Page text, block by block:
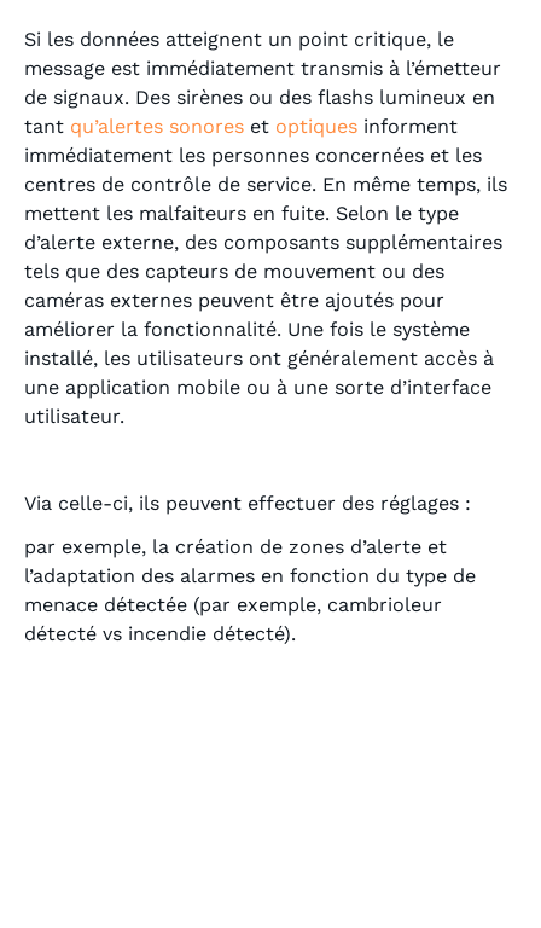
Si les données atteignent un point critique, le
message est immédiatement transmis à l’émetteur
de signaux. Des sirènes ou des flashs lumineux en
tant qu’alertes sonoreset optiquesinforment
immédiatement les personnes concernées et les
centres de contrôle de service. En même temps, ils
mettent les malfaiteurs en fuite. Selon le type
d’alerte externe, des composants supplémentaires
tels que des capteurs de mouvement ou des
caméras externes peuvent être ajoutés pour
améliorer la fonctionnalité. Une fois le système
installé, les utilisateurs ont généralement accès à
une application mobile ou à une sorte d’interface
utilisateur.
Via celle-ci, ils peuvent effectuer des réglages :
par exemple, la création de zones d’alerte et
l’adaptation des alarmes en fonction du type de
menace détectée (par exemple, cambrioleur
détecté vs incendie détecté).